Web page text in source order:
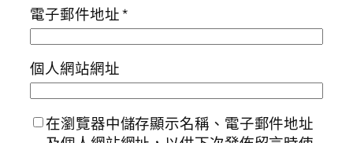
電子郵件地址*
個人網站網址
在瀏覽器中儲存顯示名稱、電子郵件地址